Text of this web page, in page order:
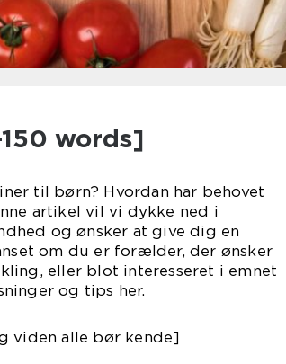
words]
til børn? Hvordan har behovet
artikel vil vi dykke ned i
og ønsker at give dig en
om du er forælder, der ønsker
eller blot interesseret i emnet
og tips her.
viden alle bør kende]